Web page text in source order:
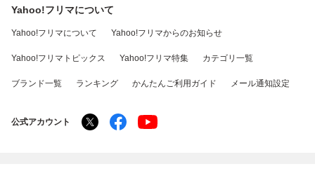
Yahoo!フリマについて
Yahoo!フリマについて Yahoo!フリマからのお知らせ
Yahoo!フリマトピックス Yahoo!フリマ特集 カテゴリ一覧
ブランド一覧 ランキング かんたんご利用ガイド メール通知設定
公式アカウント